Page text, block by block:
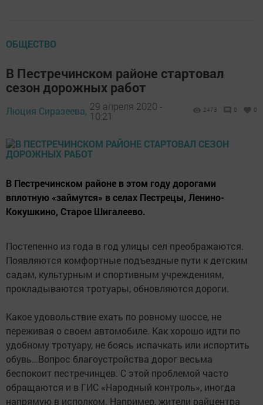
ОБЩЕСТВО
В Пестречинском районе стартовал
сезон дорожных работ
Люция Сиразеева, 29 апреля 2020 -
10:21
2473 0 0
В Пестречинском районе в этом году дорогами
вплотную «займутся» в селах Пестрецы, Ленино-
Кокушкино, Старое Шигалеево.
Постепенно из года в год улицы сел преображаются.
Появляются комфортные подъездные пути к детским
садам, культурным и спортивным учреждениям,
прокладываются тротуары, обновляются дороги.
Какое удовольствие ехать по ровному шоссе, не
переживая о своем автомобиле. Как хорошо идти по
удобному тротуару, не боясь испачкать или испортить
обувь…Вопрос благоустройства дорог весьма
беспокоит пестречинцев. С этой проблемой часто
обращаются и в ГИС «Народный контроль», иногда
напрямую в исполком. Например, жители райцентра